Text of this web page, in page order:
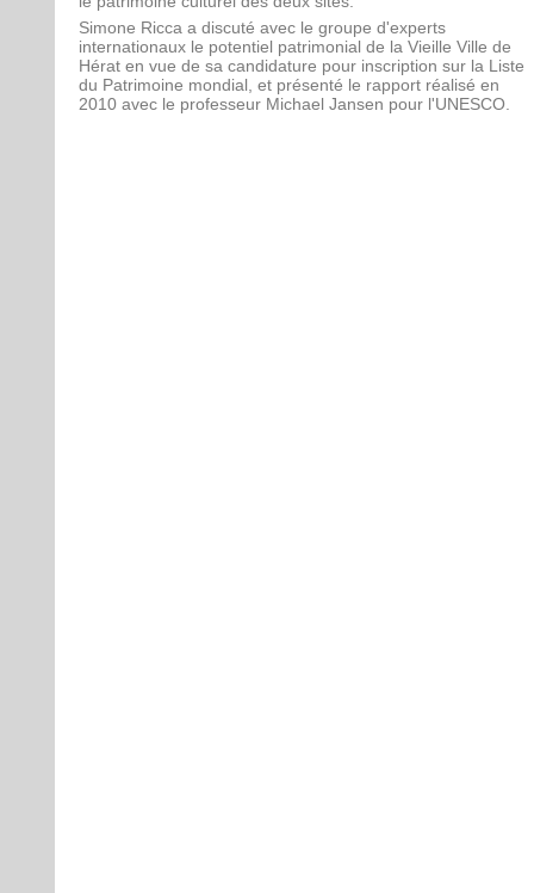
Simone Ricca a discuté avec le groupe d'experts
internationaux le potentiel patrimonial de la Vieille Ville de
Hérat en vue de sa candidature pour inscription sur la Liste
du Patrimoine mondial, et présenté le rapport réalisé en
2010 avec le professeur Michael Jansen pour l'UNESCO.